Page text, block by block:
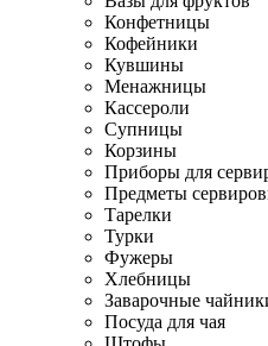
Конфетницы
Кофейники
Кувшины
Менажницы
Кассероли
Супницы
Корзины
Приборы для
Предметы
Тарелки
Турки
Фужеры
Хлебницы
Заварочные
Посуда для чая